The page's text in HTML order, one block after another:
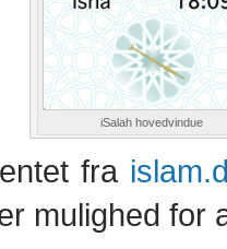
iSalah hovedvindue
fra
mulighed for